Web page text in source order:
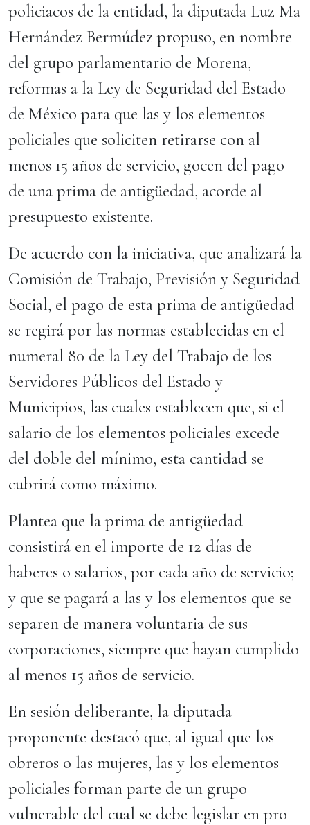
policiacos de la entidad, la diputada Luz Ma
Hernández Bermúdez propuso, en nombre
del grupo parlamentario de Morena,
reformas a la Ley de Seguridad del Estado
de México para que las y los elementos
policiales que soliciten retirarse con al
menos 15 años de servicio, gocen del pago
de una prima de antigüedad, acorde al
presupuesto existente.
De acuerdo con la iniciativa, que analizará la
Comisión de Trabajo, Previsión y Seguridad
Social, el pago de esta prima de antigüedad
se regirá por las normas establecidas en el
numeral 80 de la Ley del Trabajo de los
Servidores Públicos del Estado y
Municipios, las cuales establecen que, si el
salario de los elementos policiales excede
del doble del mínimo, esta cantidad se
cubrirá como máximo.
Plantea que la prima de antigüedad
consistirá en el importe de 12 días de
haberes o salarios, por cada año de servicio;
y que se pagará a las y los elementos que se
separen de manera voluntaria de sus
corporaciones, siempre que hayan cumplido
al menos 15 años de servicio.
En sesión deliberante, la diputada
proponente destacó que, al igual que los
obreros o las mujeres, las y los elementos
policiales forman parte de un grupo
vulnerable del cual se debe legislar en pro